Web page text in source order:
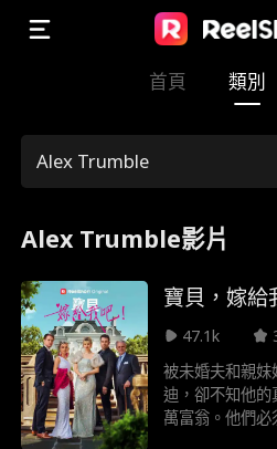
首頁 類別
Alex Trumble
Alex Trumble影片
寶貝，嫁給
47.1k
被未婚夫和親
迪，卻不知他
萬富翁。他們必